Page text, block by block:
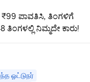
₹99 ಪಾವತಿಸಿ, ತಿಂಗಳಿಗೆ
ನಿಮ್ಮದೇ ಕಾರು!
ஓட்டுநர்